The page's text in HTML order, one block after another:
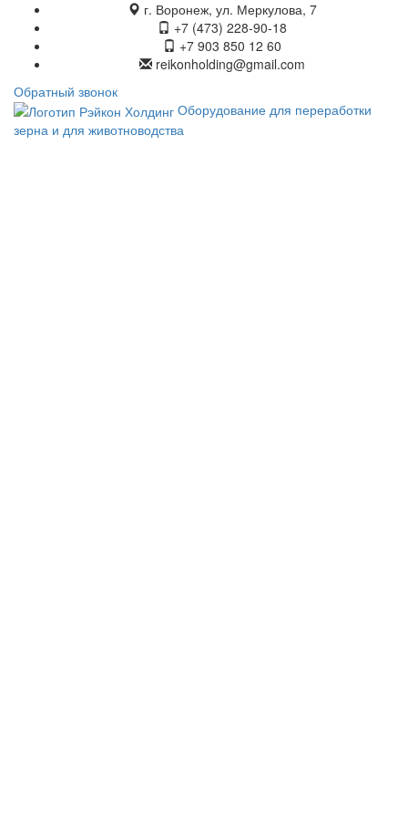
г. Воронеж, ул. Меркулова, 7
+7 (473) 228-90-18
+7 903 850 12 60
reikonholding@gmail.com
Обратный звонок
Оборудование для переработки
зерна и для животноводства